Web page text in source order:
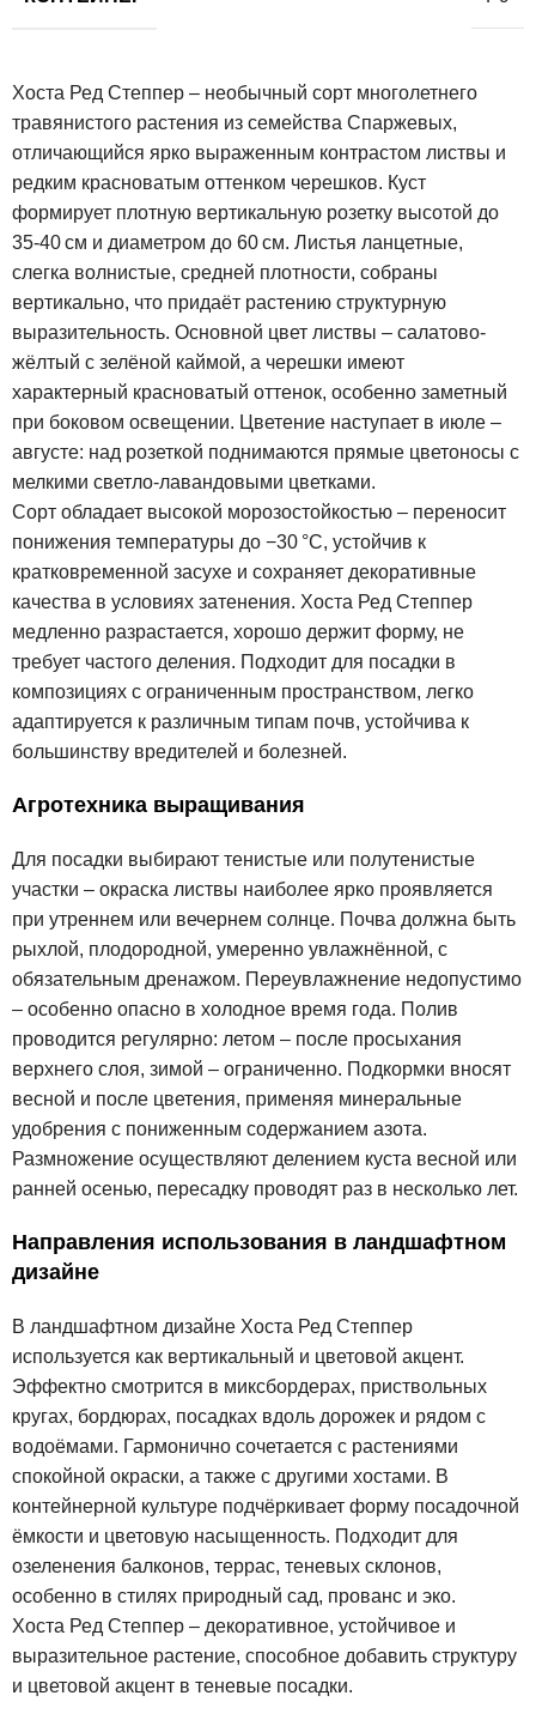
Хоста Ред Степпер – необычный сорт многолетнего
травянистого растения из семейства Спаржевых,
отличающийся ярко выраженным контрастом листвы и
редким красноватым оттенком черешков. Куст
формирует плотную вертикальную розетку высотой до
35-40 см и диаметром до 60 см. Листья ланцетные,
слегка волнистые, средней плотности, собраны
вертикально, что придаёт растению структурную
выразительность. Основной цвет листвы – салатово-
жёлтый с зелёной каймой, а черешки имеют
характерный красноватый оттенок, особенно заметный
при боковом освещении. Цветение наступает в июле –
августе: над розеткой поднимаются прямые цветоносы с
мелкими светло-лавандовыми цветками.
Сорт обладает высокой морозостойкостью – переносит
понижения температуры до −30 °C, устойчив к
кратковременной засухе и сохраняет декоративные
качества в условиях затенения. Хоста Ред Степпер
медленно разрастается, хорошо держит форму, не
требует частого деления. Подходит для посадки в
композициях с ограниченным пространством, легко
адаптируется к различным типам почв, устойчива к
большинству вредителей и болезней.
Агротехника выращивания
Для посадки выбирают тенистые или полутенистые
участки – окраска листвы наиболее ярко проявляется
при утреннем или вечернем солнце. Почва должна быть
рыхлой, плодородной, умеренно увлажнённой, с
обязательным дренажом. Переувлажнение недопустимо
– особенно опасно в холодное время года. Полив
проводится регулярно: летом – после просыхания
верхнего слоя, зимой – ограниченно. Подкормки вносят
весной и после цветения, применяя минеральные
удобрения с пониженным содержанием азота.
Размножение осуществляют делением куста весной или
ранней осенью, пересадку проводят раз в несколько лет.
Направления использования в ландшафтном
дизайне
В ландшафтном дизайне Хоста Ред Степпер
используется как вертикальный и цветовой акцент.
Эффектно смотрится в миксбордерах, приствольных
кругах, бордюрах, посадках вдоль дорожек и рядом с
водоёмами. Гармонично сочетается с растениями
спокойной окраски, а также с другими хостами. В
контейнерной культуре подчёркивает форму посадочной
ёмкости и цветовую насыщенность. Подходит для
озеленения балконов, террас, теневых склонов,
особенно в стилях природный сад, прованс и эко.
Хоста Ред Степпер – декоративное, устойчивое и
выразительное растение, способное добавить структуру
и цветовой акцент в теневые посадки.